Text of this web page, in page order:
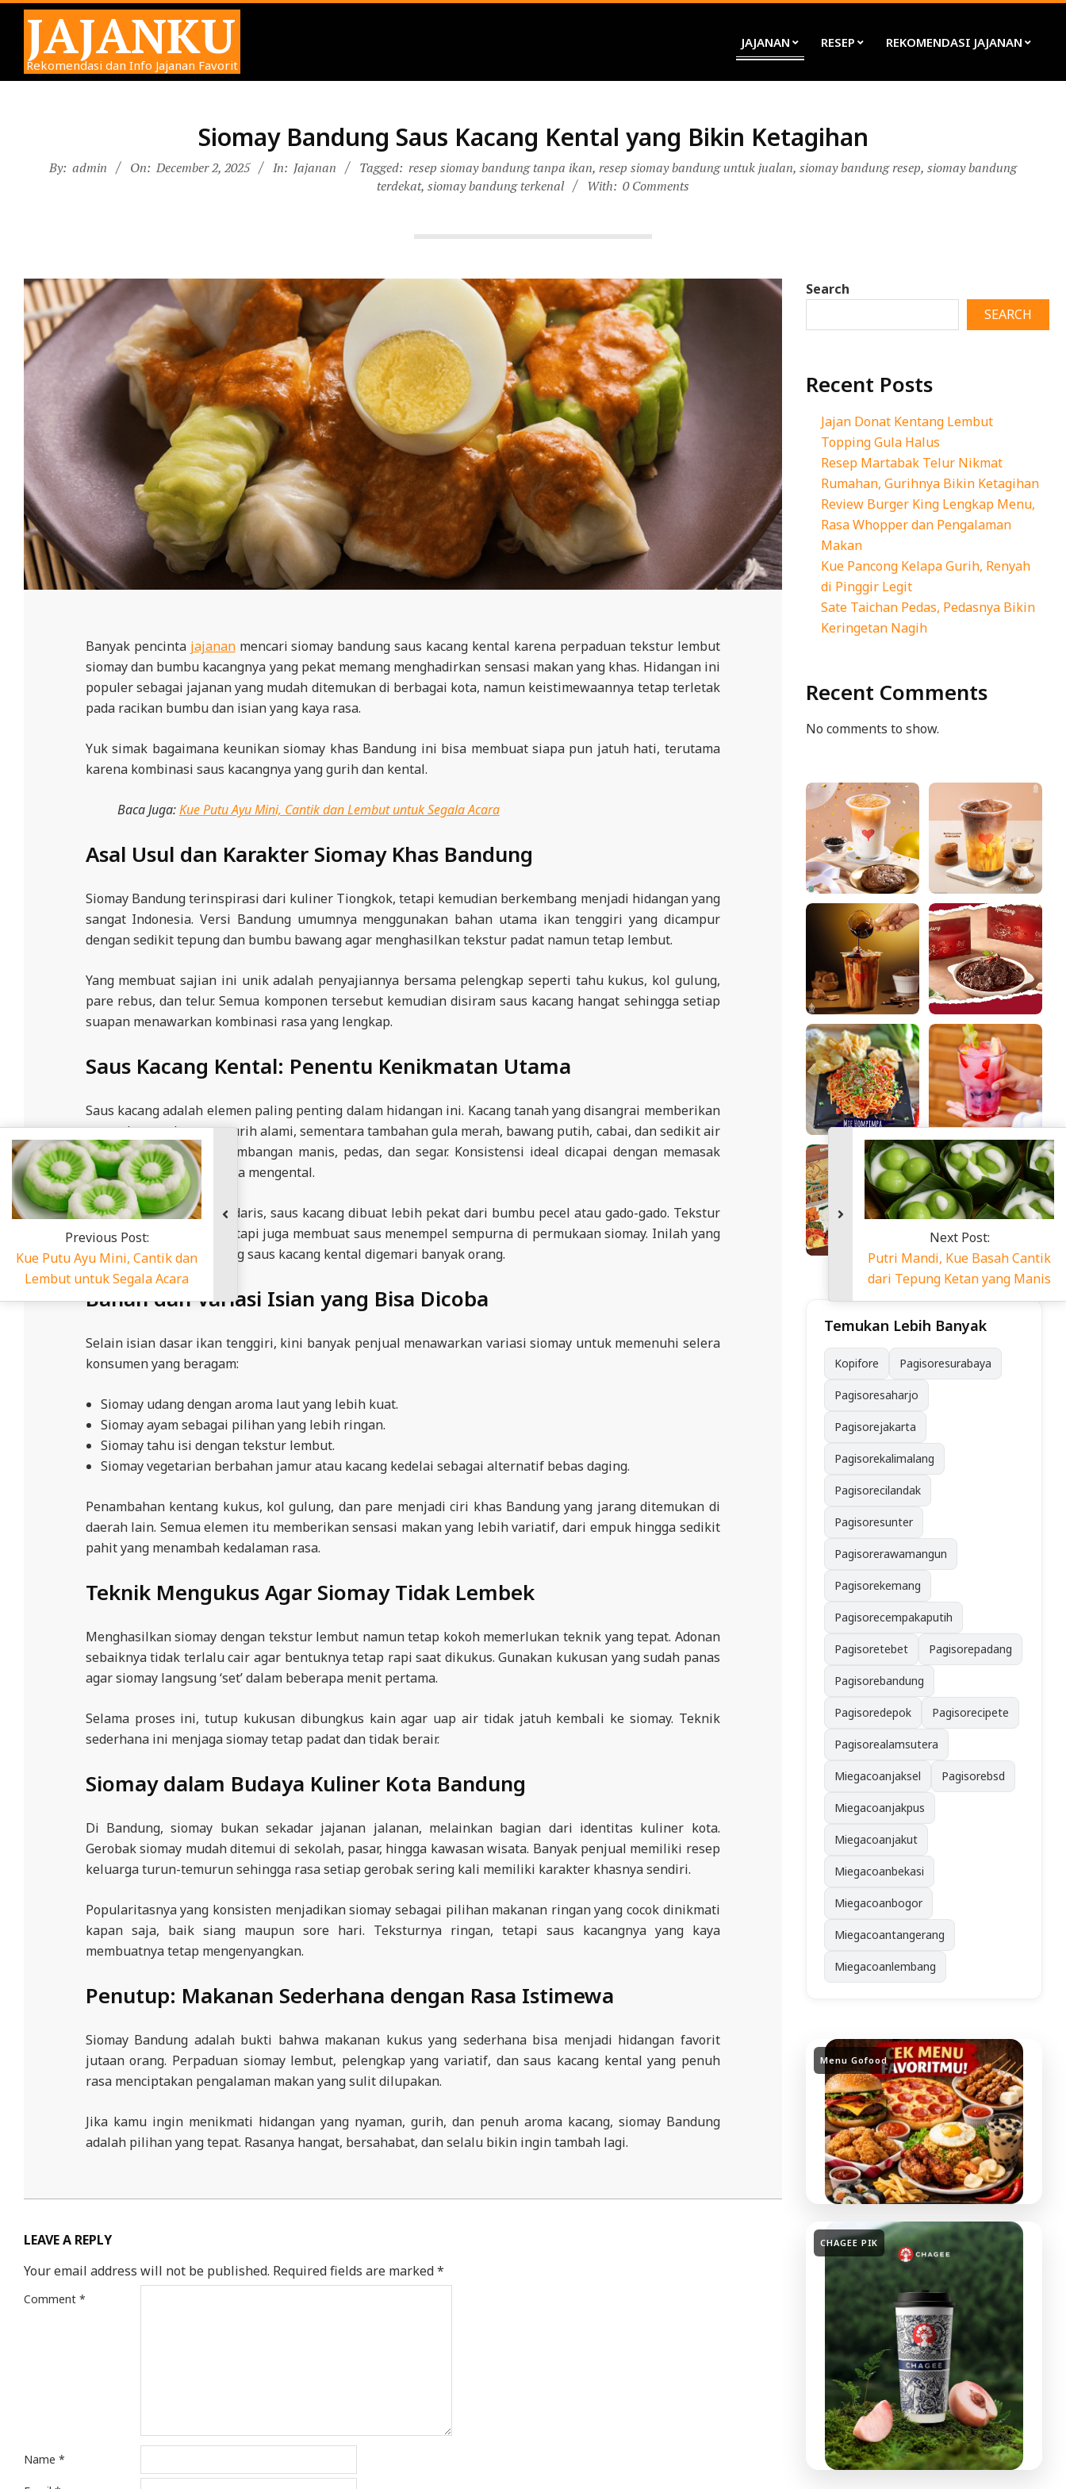
Skip
contentJAJANKU
Rekomendasi dan Info Jajanan Favorit
JAJANAN RESEP REKOMENDASI JAJANAN
Siomay Bandung Saus Kacang Kental yang Bikin Ketagihan
By: admin On: December 2, 2025 In: Jajanan Tagged: resep siomay bandung tanpa ikan, resep siomay bandung untuk jualan, siomay bandung resep, siomay bandung
terdekat, siomay bandung terkenal With: 0 Comments
Banyak pencinta jajananmencari siomay bandung saus kacang kental karena perpaduan tekstur lembut
siomay dan bumbu kacangnya yang pekat memang menghadirkan sensasi makan yang khas. Hidangan ini
populer sebagai jajanan yang mudah ditemukan di berbagai kota, namun keistimewaannya tetap terletak
pada racikan bumbu dan isian yang kaya rasa.
Yuk simak bagaimana keunikan siomay khas Bandung ini bisa membuat siapa pun jatuh hati, terutama
karena kombinasi saus kacangnya yang gurih dan kental.
Baca Juga:Kue Putu Ayu Mini, Cantik dan Lembut untuk Segala Acara
Asal Usul dan Karakter Siomay Khas Bandung
Siomay Bandung terinspirasi dari kuliner Tiongkok, tetapi kemudian berkembang menjadi hidangan yang
sangat Indonesia. Versi Bandung umumnya menggunakan bahan utama ikan tenggiri yang dicampur
dengan sedikit tepung dan bumbu bawang agar menghasilkan tekstur padat namun tetap lembut.
Yang membuat sajian ini unik adalah penyajiannya bersama pelengkap seperti tahu kukus, kol gulung,
pare rebus, dan telur. Semua komponen tersebut kemudian disiram saus kacang hangat sehingga setiap
suapan menawarkan kombinasi rasa yang lengkap.
Saus Kacang Kental: Penentu Kenikmatan Utama
Saus kacang adalah elemen paling penting dalam hidangan ini. Kacang tanah yang disangrai memberikan
aroma harum dan rasa gurih alami, sementara tambahan gula merah, bawang putih, cabai, dan sedikit air
jeruk memberikan keseimbangan manis, pedas, dan segar. Konsistensi ideal dicapai dengan memasak
bumbu cukup lama hingga mengental.
Di banyak penjaja legendaris, saus kacang dibuat lebih pekat dari bumbu pecel atau gado-gado. Tekstur
ini bukan hanya lezat, tetapi juga membuat saus menempel sempurna di permukaan siomay. Inilah yang
membuat siomay bandung saus kacang kental digemari banyak orang.
Bahan dan Variasi Isian yang Bisa Dicoba
Selain isian dasar ikan tenggiri, kini banyak penjual menawarkan variasi siomay untuk memenuhi selera
konsumen yang beragam:
Siomay udang dengan aroma laut yang lebih kuat.
Siomay ayam sebagai pilihan yang lebih ringan.
Siomay tahu isi dengan tekstur lembut.
Siomay vegetarian berbahan jamur atau kacang kedelai sebagai alternatif bebas daging.
Penambahan kentang kukus, kol gulung, dan pare menjadi ciri khas Bandung yang jarang ditemukan di
daerah lain. Semua elemen itu memberikan sensasi makan yang lebih variatif, dari empuk hingga sedikit
pahit yang menambah kedalaman rasa.
Teknik Mengukus Agar Siomay Tidak Lembek
Menghasilkan siomay dengan tekstur lembut namun tetap kokoh memerlukan teknik yang tepat. Adonan
sebaiknya tidak terlalu cair agar bentuknya tetap rapi saat dikukus. Gunakan kukusan yang sudah panas
agar siomay langsung ‘set’ dalam beberapa menit pertama.
Selama proses ini, tutup kukusan dibungkus kain agar uap air tidak jatuh kembali ke siomay. Teknik
sederhana ini menjaga siomay tetap padat dan tidak berair.
Siomay dalam Budaya Kuliner Kota Bandung
Di Bandung, siomay bukan sekadar jajanan jalanan, melainkan bagian dari identitas kuliner kota.
Gerobak siomay mudah ditemui di sekolah, pasar, hingga kawasan wisata. Banyak penjual memiliki resep
keluarga turun-temurun sehingga rasa setiap gerobak sering kali memiliki karakter khasnya sendiri.
Popularitasnya yang konsisten menjadikan siomay sebagai pilihan makanan ringan yang cocok dinikmati
kapan saja, baik siang maupun sore hari. Teksturnya ringan, tetapi saus kacangnya yang kaya
membuatnya tetap mengenyangkan.
Penutup: Makanan Sederhana dengan Rasa Istimewa
Siomay Bandung adalah bukti bahwa makanan kukus yang sederhana bisa menjadi hidangan favorit
jutaan orang. Perpaduan siomay lembut, pelengkap yang variatif, dan saus kacang kental yang penuh
rasa menciptakan pengalaman makan yang sulit dilupakan.
Jika kamu ingin menikmati hidangan yang nyaman, gurih, dan penuh aroma kacang, siomay Bandung
adalah pilihan yang tepat. Rasanya hangat, bersahabat, dan selalu bikin ingin tambah lagi.
LEAVE A REPLY
Your email address will not be published. Required fields are marked*
Comment *
Name *
Search
SEARCH
Recent Posts
Jajan Donat Kentang Lembut
Topping Gula Halus
Resep Martabak Telur Nikmat
Rumahan, Gurihnya Bikin Ketagihan
Review Burger King Lengkap Menu,
Rasa Whopper dan Pengalaman
Makan
Kue Pancong Kelapa Gurih, Renyah
di Pinggir Legit
Sate Taichan Pedas, Pedasnya Bikin
Keringetan Nagih
Recent Comments
No comments to show.
Temukan Lebih Banyak
Kopifore Pagisoresurabaya
Pagisoresaharjo
Pagisorejakarta
Pagisorekalimalang
Pagisorecilandak
Pagisoresunter
Pagisorerawamangun
Pagisorekemang
Pagisorecempakaputih
Pagisoretebet Pagisorepadang
Pagisorebandung
Pagisoredepok Pagisorecipete
Pagisorealamsutera
Miegacoanjaksel Pagisorebsd
Miegacoanjakpus
Miegacoanjakut
Miegacoanbekasi
Miegacoanbogor
Miegacoantangerang
Miegacoanlembang
Menu Gofood
CHAGEE PIK
dan
Putri
dari